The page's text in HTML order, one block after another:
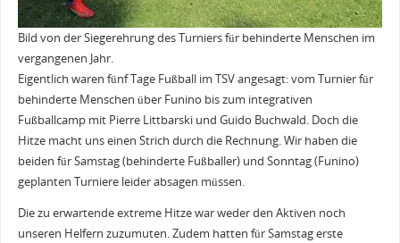
Bild von der Siegerehrung des Turniers für behinderte Menschen im
vergangenen Jahr.
Eigentlich waren fünf Tage Fußball im TSV angesagt: vom Turnier für
behinderte Menschen über Funino bis zum integrativen
Fußballcamp mit Pierre Littbarski und Guido Buchwald. Doch die
Hitze macht uns einen Strich durch die Rechnung. Wir haben die
beiden für Samstag (behinderte Fußballer) und Sonntag (Funino)
geplanten Turniere leider absagen müssen.
Die zu erwartende extreme Hitze war weder den Aktiven noch
unseren Helfern zuzumuten. Zudem hatten für Samstag erste